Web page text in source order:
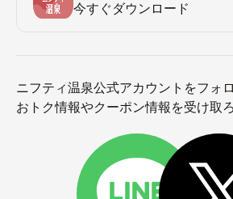
今すぐダウンロード
ニフティ温泉公式アカウントをフォ
おトク情報やクーポン情報を受け取